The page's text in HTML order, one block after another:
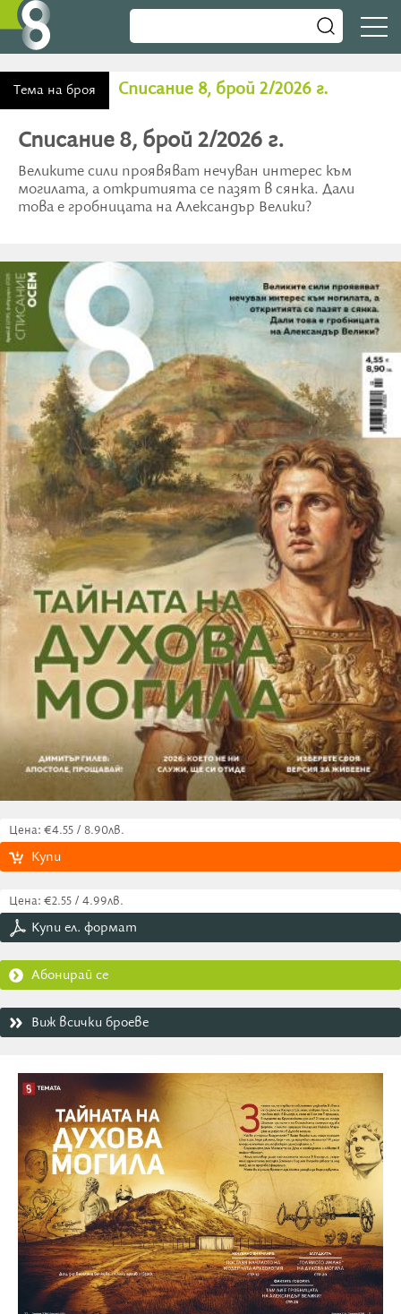
Тема на броя Списание 8, брой 2/2026 г.
Списание 8, брой 2/2026 г.
Великите сили проявяват нечуван интерес към
могилата, а откритията се пазят в сянка. Дали
това е гробницата на Александър Велики?
Цена: €4.55 / 8.90лв.
Купи
Цена: €2.55 / 4.99лв.
Купи ел. формат
Абонирай се
Виж всички броеве